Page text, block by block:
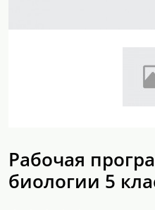
Рабочая
биологии 5